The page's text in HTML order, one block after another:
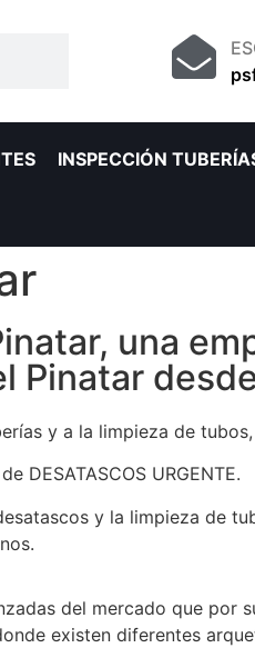
INSPECCIÓN
una
y a la limpieza de
DESATASCOS URGENTE.
y la limpieza de
del mercado que por
existen diferentes